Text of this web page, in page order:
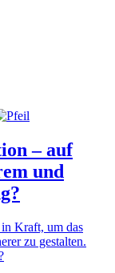
– auf
und
Kraft, um das
zu gestalten.